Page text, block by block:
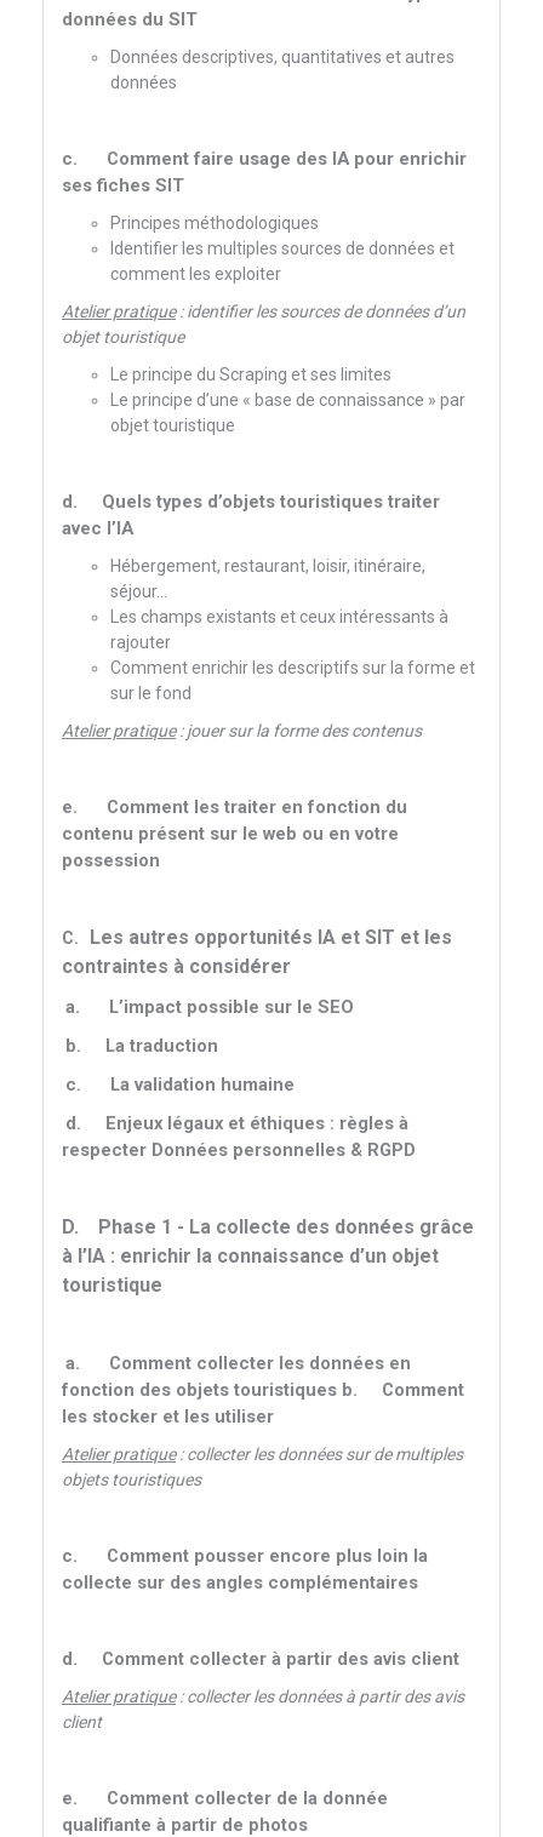
données du SIT
Données descriptives, quantitatives et autres
données
c. Comment faire usage des IA pour enrichir
ses fiches SIT
Principes méthodologiques
Identifier les multiples sources de données et
comment les exploiter
Atelier pratique: identifier les sources de données d’un
objet touristique
Le principe du Scraping et ses limites
Le principe d’une « base de connaissance » par
objet touristique
d. Quels types d’objets touristiques traiter
avec l’IA
Hébergement, restaurant, loisir, itinéraire,
séjour…
Les champs existants et ceux intéressants à
rajouter
Comment enrichir les descriptifs sur la forme et
sur le fond
Atelier pratique: jouer sur la forme des contenus
e. Comment les traiter en fonction du
contenu présent sur le web ou en votre
possession
C. Les autres opportunités IA et SIT et les
contraintes à considérer
a. L’impact possible sur le SEO
b. La traduction
c. La validation humaine
d. Enjeux légaux et éthiques : règles à
respecter Données personnelles & RGPD
D. Phase 1 - La collecte des données grâce
à l’IA : enrichir la connaissance d’un objet
touristique
a. Comment collecter les données en
fonction des objets touristiques b. Comment
les stocker et les utiliser
Atelier pratique: collecter les données sur de multiples
objets touristiques
c. Comment pousser encore plus loin la
collecte sur des angles complémentaires
d. Comment collecter à partir des avis client
Atelier pratique: collecter les données à partir des avis
client
e. Comment collecter de la donnée
qualifiante à partir de photos